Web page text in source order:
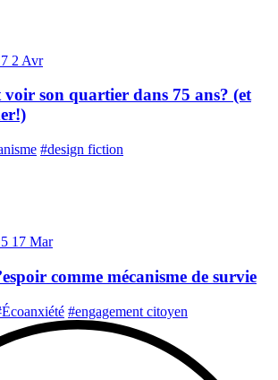
7 2 Avr
son quartier dans 75 ans? (et
#design fiction
5 17 Mar
comme mécanisme de survie
#engagement citoyen